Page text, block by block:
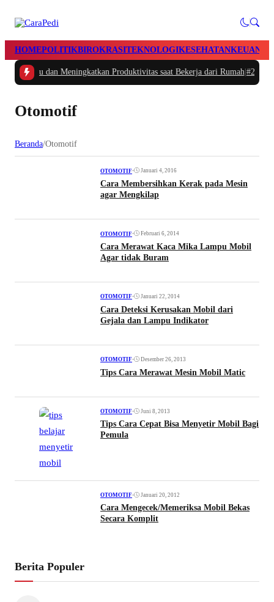
HOMEPOLITIKBIROKRASITEKNOLOGIKESEHATAN
Waktu dan Meningkatkan Produktivitas saat Bekerja dari Rumah|#2 -
Otomotif
Beranda/Otomotif
OTOMOTIF • Januari 4, 2016
Cara Membersihkan Kerak pada Mesin
agar Mengkilap
OTOMOTIF • Februari 6, 2014
Cara Merawat Kaca Mika Lampu Mobil
Agar tidak Buram
OTOMOTIF • Januari 22, 2014
Cara Deteksi Kerusakan Mobil dari
Gejala dan Lampu Indikator
OTOMOTIF • Desember 26, 2013
Tips Cara Merawat Mesin Mobil Matic
OTOMOTIF • Juni 8, 2013
Tips Cara Cepat Bisa Menyetir Mobil Bagi
Pemula
OTOMOTIF • Januari 20, 2012
Cara Mengecek/Memeriksa Mobil Bekas
Secara Komplit
Berita Populer